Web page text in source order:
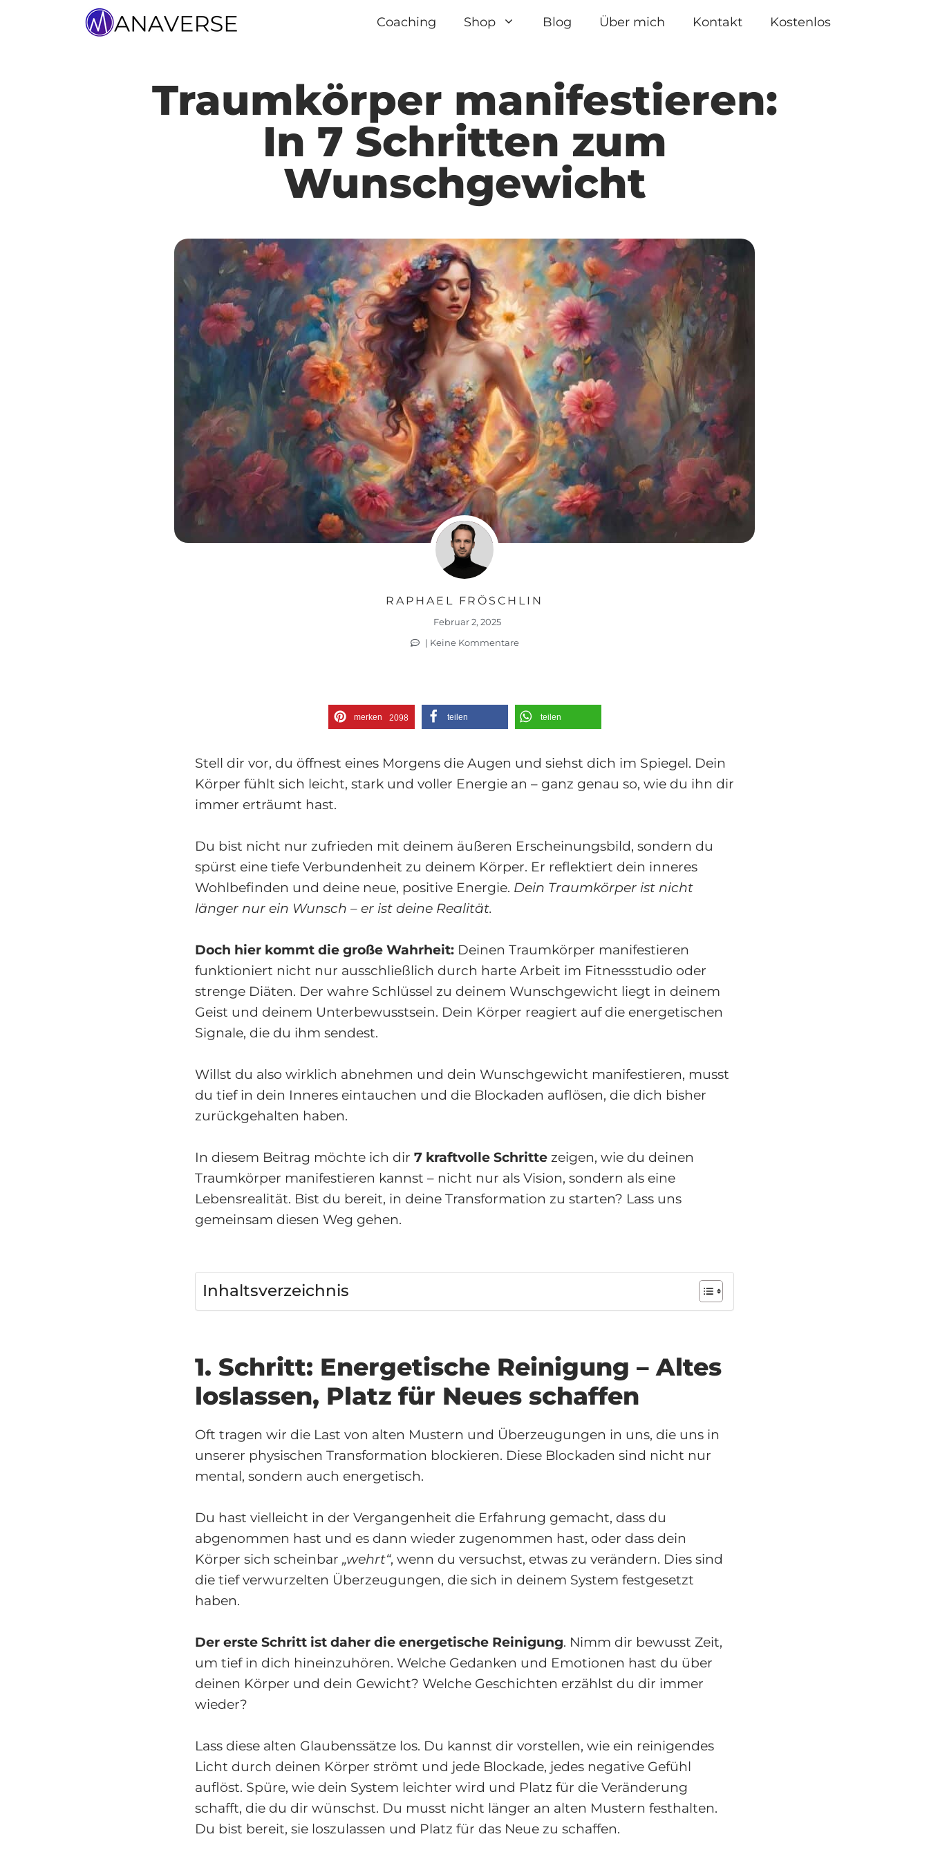
Coaching Shop Blog Über mich Kontakt Kostenlos
Traumkörper manifestieren:
In 7 Schritten zum
Wunschgewicht
RAPHAEL FRÖSCHLIN
Februar 2, 2025
| Keine Kommentare
merken 2098 teilen teilen
Stell dir vor, du öffnest eines Morgens die Augen und siehst dich im Spiegel. Dein
Körper fühlt sich leicht, stark und voller Energie an – ganz genau so, wie du ihn dir
immer erträumt hast.
Du bist nicht nur zufrieden mit deinem äußeren Erscheinungsbild, sondern du
spürst eine tiefe Verbundenheit zu deinem Körper. Er reflektiert dein inneres
Wohlbefinden und deine neue, positive Energie. Dein Traumkörper ist nicht
länger nur ein Wunsch – er ist deine Realität.
Doch hier kommt die große Wahrheit: Deinen Traumkörper manifestieren
funktioniert nicht nur ausschließlich durch harte Arbeit im Fitnessstudio oder
strenge Diäten. Der wahre Schlüssel zu deinem Wunschgewicht liegt in deinem
Geist und deinem Unterbewusstsein. Dein Körper reagiert auf die energetischen
Signale, die du ihm sendest.
Willst du also wirklich abnehmen und dein Wunschgewicht manifestieren, musst
du tief in dein Inneres eintauchen und die Blockaden auflösen, die dich bisher
zurückgehalten haben.
In diesem Beitrag möchte ich dir 7 kraftvolle Schritte zeigen, wie du deinen
Traumkörper manifestieren kannst – nicht nur als Vision, sondern als eine
Lebensrealität. Bist du bereit, in deine Transformation zu starten? Lass uns
gemeinsam diesen Weg gehen.
Inhaltsverzeichnis
1. Schritt: Energetische Reinigung – Altes
loslassen, Platz für Neues schaffen
Oft tragen wir die Last von alten Mustern und Überzeugungen in uns, die uns in
unserer physischen Transformation blockieren. Diese Blockaden sind nicht nur
mental, sondern auch energetisch.
Du hast vielleicht in der Vergangenheit die Erfahrung gemacht, dass du
abgenommen hast und es dann wieder zugenommen hast, oder dass dein
Körper sich scheinbar „wehrt“, wenn du versuchst, etwas zu verändern. Dies sind
die tief verwurzelten Überzeugungen, die sich in deinem System festgesetzt
haben.
Der erste Schritt ist daher die energetische Reinigung. Nimm dir bewusst Zeit,
um tief in dich hineinzuhören. Welche Gedanken und Emotionen hast du über
deinen Körper und dein Gewicht? Welche Geschichten erzählst du dir immer
wieder?
Lass diese alten Glaubenssätze los. Du kannst dir vorstellen, wie ein reinigendes
Licht durch deinen Körper strömt und jede Blockade, jedes negative Gefühl
auflöst. Spüre, wie dein System leichter wird und Platz für die Veränderung
schafft, die du dir wünschst. Du musst nicht länger an alten Mustern festhalten.
Du bist bereit, sie loszulassen und Platz für das Neue zu schaffen.